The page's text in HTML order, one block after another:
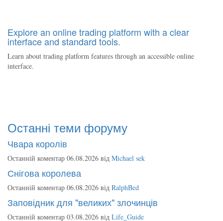
Explore an online trading platform with a clear
interface and standard tools.
Learn about trading platform features through an accessible online
interface.
Останні теми форуму
Чвара королів
Останній коментар 06.08.2026 від Michael sek
Снігова королева
Останній коментар 06.08.2026 від RalphBed
Заповідник для "великих" злочинців
Останній коментар 03.08.2026 від Life_Guide